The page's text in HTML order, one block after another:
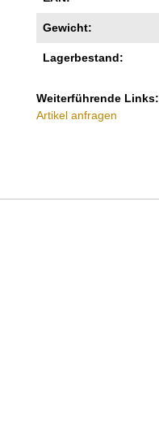
Gewicht:
Lagerbestand:
Weiterführende Links:
Artikel anfragen